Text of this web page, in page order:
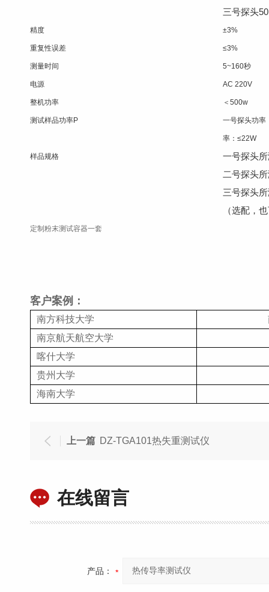
三号探头
精度 ±3%
重复性误差 ≤3%
测量时间 5~160秒
电源 AC 220V
整机功率 ＜500w
测试样品功率P 一号探头功率
率：≤22W
样品规格
一号探头
二号探头
三号探头
（选配，
定制粉末测试容器一套
客户案例：
南方科技大学
南
南京航天航空大学
喀什大学
贵州大学
海南大学
上一篇 DZ-TGA101热失重测试仪
在线留言
产品：